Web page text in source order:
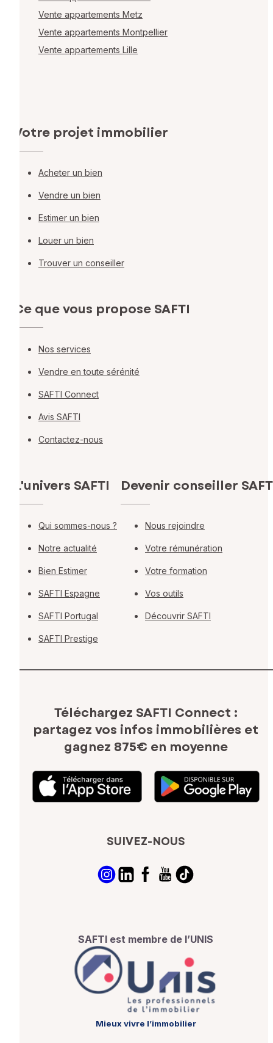
Vente appartements Metz
Vente appartements Montpellier
Vente appartements Lille
Votre projet immobilier
Acheter un bien
Vendre un bien
Estimer un bien
Louer un bien
Trouver un conseiller
Ce que vous propose SAFTI
Nos services
Vendre en toute sérénité
SAFTI Connect
Avis SAFTI
Contactez-nous
L'univers SAFTI
Qui sommes-nous ?
Notre actualité
Bien Estimer
SAFTI Espagne
SAFTI Portugal
SAFTI Prestige
Devenir conseiller
Nous rejoindre
Votre rémunération
Votre formation
Vos outils
Découvrir SAFTI
Téléchargez SAFTI Connect :
partagez vos infos immobilières et
gagnez 875€ en moyenne
SUIVEZ-NOUS
SAFTI est membre de l’UNIS
Mieux vivre l’immobilier